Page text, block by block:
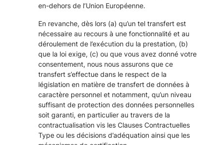
en-dehors de l’Union Européenne.
En revanche, dès lors (a) qu’un tel transfert est
nécessaire au recours à une fonctionnalité et au
déroulement de l’exécution du la prestation, (b)
que la loi exige, (c) ou que vous avez donné votre
consentement, nous nous assurons que ce
transfert s’effectue dans le respect de la
législation en matière de transfert de données à
caractère personnel et notamment, qu’un niveau
suffisant de protection des données personnelles
soit garanti, en particulier au travers de la
contractualisation vis les Clauses Contractuelles
Type ou les décisions d’adéquation ainsi que les